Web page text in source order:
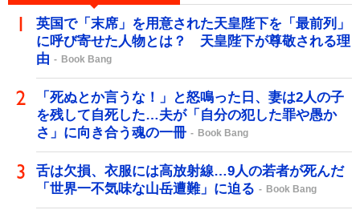
英国で「末席」を用意された天皇陛下を「最前列」
に呼び寄せた人物とは？ 天皇陛下が尊敬される理
由
Book Bang
「死ぬとか言うな！」と怒鳴った日、妻は2人の子
を残して自死した…夫が「自分の犯した罪や愚か
さ」に向き合う魂の一冊
Book Bang
舌は欠損、衣服には高放射線…9人の若者が死んだ
「世界一不気味な山岳遭難」に迫る
Book Bang